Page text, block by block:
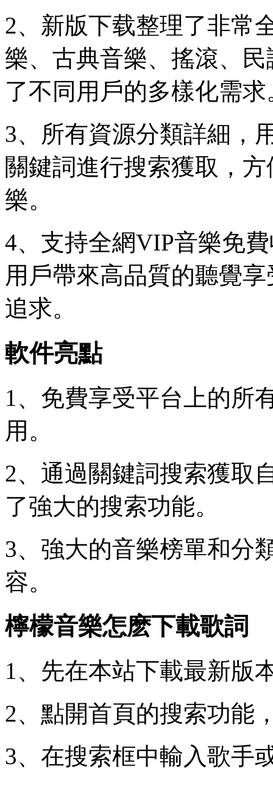
2、新版下载整理了非常
樂、古典音樂、搖滾、
了不同用戶的多樣化需求
3、所有資源分類詳細，
關鍵詞進行搜索獲取，
樂。
4、支持全網VIP音樂免
用戶帶來高品質的聽覺
追求。
軟件亮點
1、免費享受平台上的所
用。
2、通過關鍵詞搜索獲取
了強大的搜索功能。
3、強大的音樂榜單和分
容。
檸檬音樂怎麽下載歌詞
1、先在本站下載最新版
2、點開首頁的搜索功能
3、在搜索框中輸入歌手